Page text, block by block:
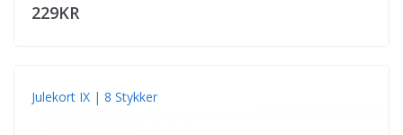
229KR
Julekort IX | 8 Stykker